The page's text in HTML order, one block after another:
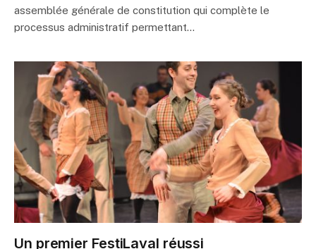
assemblée générale de constitution qui complète le
processus administratif permettant…
Un premier FestiLaval réussi